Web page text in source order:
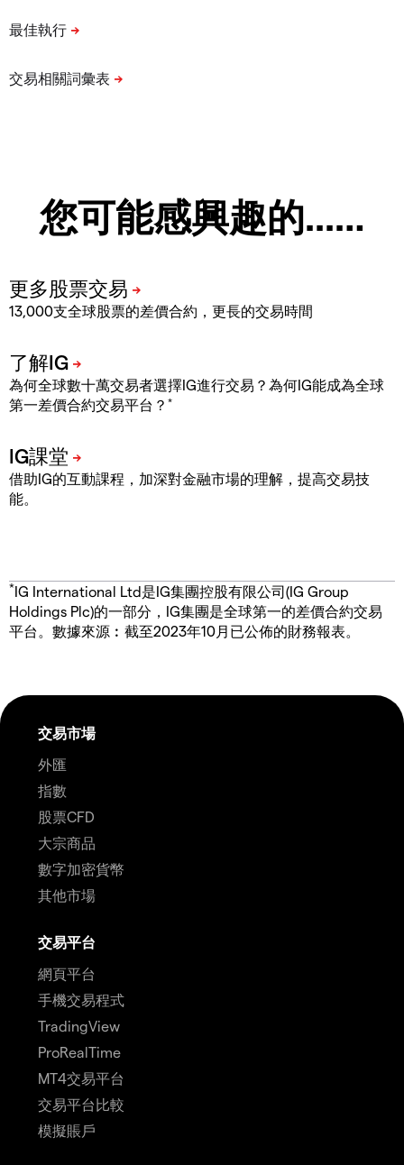
您可能感興趣的...…
13,000支全球股票的差價合約，更長的交易時間
為何全球數十萬交易者選擇IG進行交易？為何IG能成為全球
第一差價合約交易平台？ *
借助IG的互動課程，加深對金融市場的理解，提高交易技
能。
*IG International Ltd是IG集團控股有限公司(IG Group
Holdings Plc)的一部分，IG集團是全球第一的差價合約交易
平台。數據來源︰截至2023年10月已公佈的財務報表。
交易市場
外匯
指數
股票CFD
大宗商品
數字加密貨幣
其他市場
交易平台
網頁平台
手機交易程式
TradingView
ProRealTime
MT4交易平台
交易平台比較
模擬賬戶